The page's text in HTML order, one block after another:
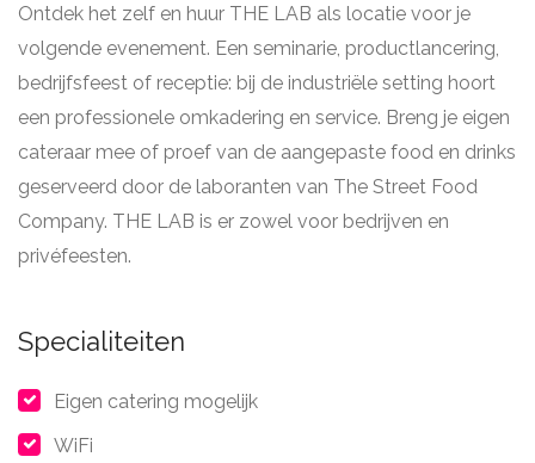
Ontdek het zelf en huur THE LAB als locatie voor je
volgende evenement. Een seminarie, productlancering,
bedrijfsfeest of receptie: bij de industriële setting hoort
een professionele omkadering en service. Breng je eigen
cateraar mee of proef van de aangepaste food en drinks
geserveerd door de laboranten van The Street Food
Company. THE LAB is er zowel voor bedrijven en
privéfeesten.
Specialiteiten
Eigen catering mogelijk
WiFi